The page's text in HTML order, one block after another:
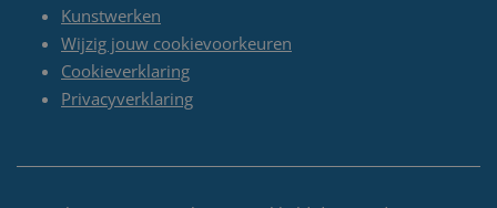
Kunstwerken
Wijzig jouw cookievoorkeuren
Cookieverklaring
Privacyverklaring